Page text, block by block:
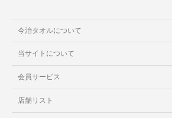
今治タオルについて
当サイトについて
会員サービス
店舗リスト